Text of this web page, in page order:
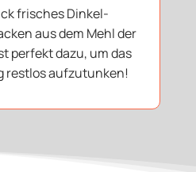
frisches Dinkel-
aus dem Mehl der
perfekt dazu, um das
restlos aufzutunken!